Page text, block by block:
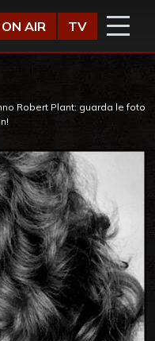
ON AIR TV
Robert Plant: guarda le foto